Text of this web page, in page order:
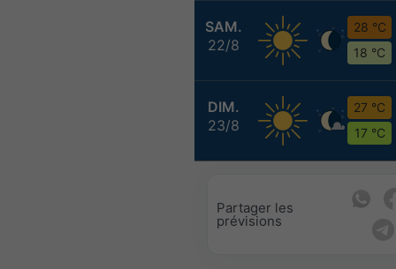
SAM.
22/8
28 °C
18 °C
DIM.
23/8
27 °C
17 °C
Partager les
prévisions